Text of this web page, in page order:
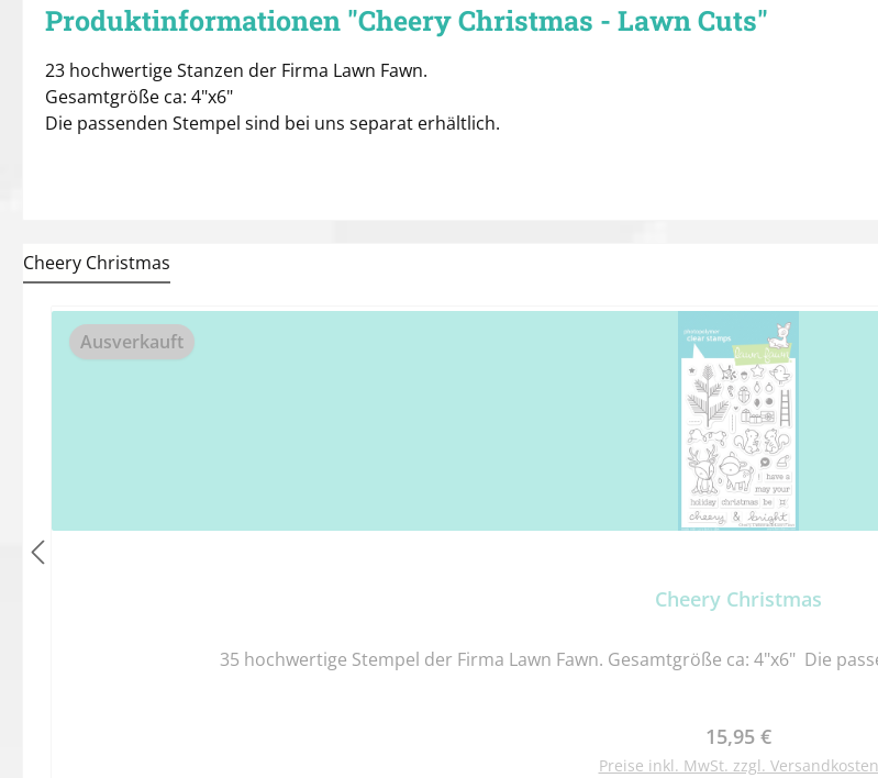
Produktinformationen "Cheery Christmas - Lawn Cuts"
23 hochwertige Stanzen der Firma Lawn Fawn.
Gesamtgröße ca: 4"x6"
Die passenden Stempel sind bei uns separat erhältlich.
Cheery Christmas
Produktgalerie überspringen
Ausverkauft
Cheery Christmas
35 hochwertige Stempel der Firma Lawn Fawn. Gesamtgröße ca: 4"x6" Die
Regulärer Preis:
15,95 €
Preise inkl. MwSt. zzgl. Versandkosten